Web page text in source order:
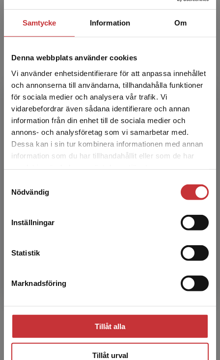
Samtycke Information Om
Denna webbplats använder cookies
Vi använder enhetsidentifierare för att anpassa innehållet
och annonserna till användarna, tillhandahålla funktioner
för sociala medier och analysera vår trafik. Vi
vidarebefordrar även sådana identifierare och annan
information från din enhet till de sociala medier och
annons- och analysföretag som vi samarbetar med.
Dessa kan i sin tur kombinera informationen med annan
information som du har tillhandahållit eller som de har
Nödvändig
Inställningar
Statistik
Marknadsföring
Tillåt alla
Tillåt urval
Begränsad fraktregion
Det verkar som att du besöker
studentlitteratur.se via en enhet utanför Sverige.
Vi erbjuder inte leveranser utanför Sverige. För
att kunna slutföra ett köp måste
Ruth Mannelqvist är professor i rättsvetenskap,
Juridiska institutionen, Umeå universitet, Umeå.
Therese Enarsson
Therese Enarsson är docent i rättsvetenskap
och forskar och undervisar om brottsoffers
rättigheter och möjligheter till upprättelse, till
exempel v...
Ann-Sofie Henrikson
rättsvetenskap och undervisar och forskar
överskuldsättning.